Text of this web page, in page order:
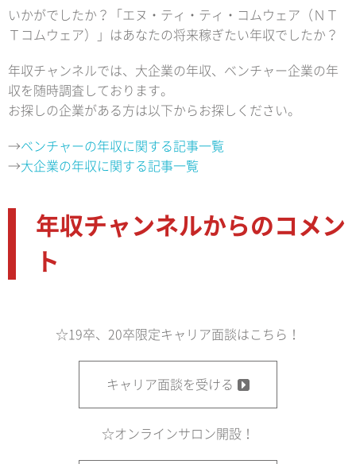
いかがでしたか？「エヌ・ティ・ティ・コムウェア（ＮＴ
Ｔコムウェア）」はあなたの将来稼ぎたい年収でしたか？
年収チャンネルでは、大企業の年収、ベンチャー企業の年
収を随時調査しております。
お探しの企業がある方は以下からお探しください。
→ベンチャーの年収に関する記事一覧
→大企業の年収に関する記事一覧
年収チャンネルからのコメン
ト
☆19卒、20卒限定キャリア面談はこちら！
キャリア面談を受ける
☆オンラインサロン開設！